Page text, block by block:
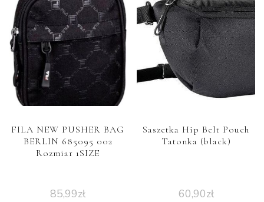
FILA NEW PUSHER BAG
BERLIN 685095 002
Rozmiar 1SIZE
85,99zł
Saszetka Hip Belt Pouch
Tatonka (black)
60,90zł